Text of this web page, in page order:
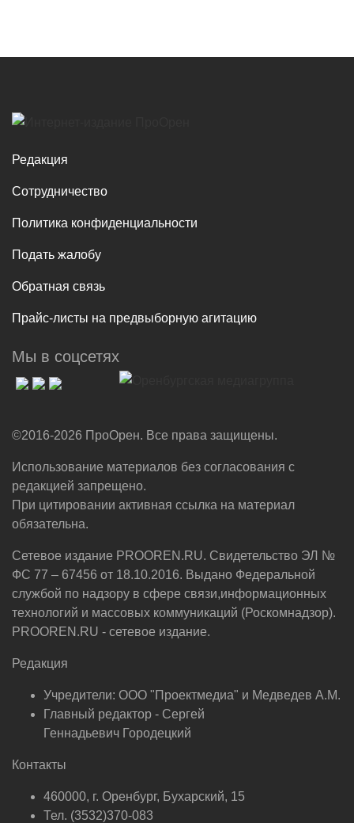
Редакция
Сотрудничество
Политика конфиденциальности
Подать жалобу
Обратная связь
Прайс-листы на предвыборную агитацию
Мы в соцсетях
©2016-2026 ПроОрен. Все права защищены.
Использование материалов без согласования с
редакцией запрещено.
При цитировании активная ссылка на материал
обязательна.
Сетевое издание PROOREN.RU. Свидетельство ЭЛ №
ФС 77 – 67456 от 18.10.2016. Выдано Федеральной
службой по надзору в сфере связи,информационных
технологий и массовых коммуникаций (Роскомнадзор).
PROOREN.RU - сетевое издание.
Редакция
Учредители: ООО "Проектмедиа" и Медведев А.М.
Главный редактор - Сергей
Геннадьевич Городецкий
Контакты
460000, г. Оренбург, Бухарский, 15
Тел. (3532)370-083